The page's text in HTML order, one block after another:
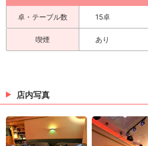
卓・テーブル数 15卓
喫煙 あり
店内写真